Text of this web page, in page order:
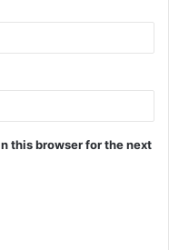
this browser for the next